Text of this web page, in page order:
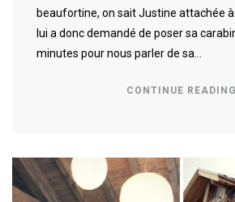
beaufortine, on sait Justine attachée à
lui a donc demandé de poser sa
minutes pour nous parler de sa…
CONTINUE READING